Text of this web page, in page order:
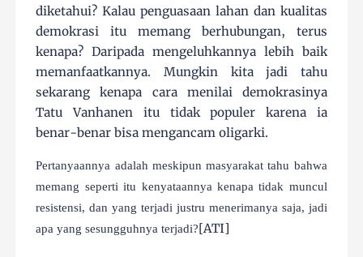
diketahui? Kalau penguasaan lahan dan kualitas
demokrasi itu memang berhubungan, terus
kenapa? Daripada mengeluhkannya lebih baik
memanfaatkannya. Mungkin kita jadi tahu
sekarang kenapa cara menilai demokrasinya
Tatu Vanhanen itu tidak populer karena ia
benar-benar bisa mengancam oligarki.
Pertanyaannya adalah meskipun masyarakat tahu bahwa
memang seperti itu kenyataannya kenapa tidak muncul
resistensi, dan yang terjadi justru menerimanya saja, jadi
apa yang sesungguhnya terjadi?[ATI]